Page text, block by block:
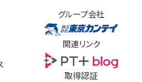
グループ会社
関連リンク
取得認証